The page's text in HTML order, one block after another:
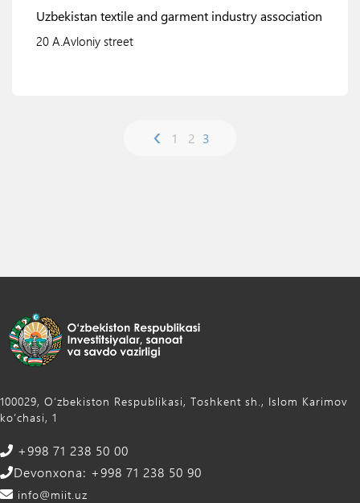
Uzbekistan textile and garment industry association
20 A.Avloniy street
‹ 1 2 3
100029, Oʻzbekiston Respublikasi, Toshkent sh., Islom Karimov
ko‘chasi, 1
+998 71 238 50 00
Devonxona: +998 71 238 50 90
info@miit.uz